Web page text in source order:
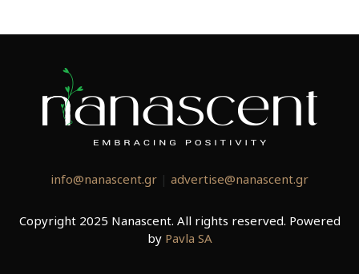
info@nanascent.gr | advertise@nanascent.gr
Copyright 2025 Nanascent. All rights reserved. Powered
by Pavla SA